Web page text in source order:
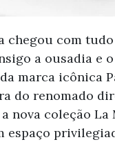
chegou com
a ousadia e
marca icônica
do renomado
a nova coleção La
espaço